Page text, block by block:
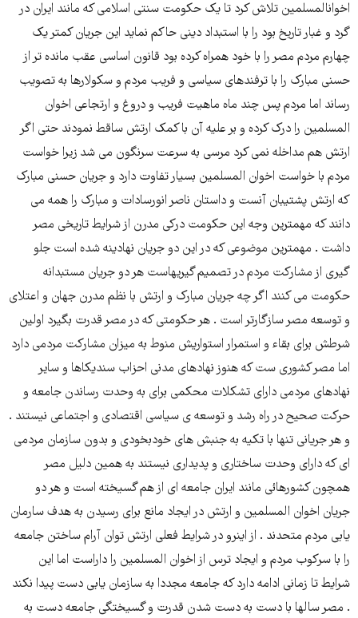
اخوانالمسلمین تلاش کرد تا یک حکومت سنتی اسلامی که مانند ایران در
گرد و غبار تاریخ بود را با استبداد دینی حاکم نماید این جریان کمتر یک
چهارم مردم مصر را با خود همراه کرده بود قانون اساسی عقب مانده تر از
حسنی مبارک را با ترفندهای سیاسی و فریب مردم و سکولارها به تصویب
رساند اما مردم پس چند ماه ماهیت فریب و دروغ و ارتجاعی اخوان
المسلمین را درک کرده و بر علیه آن با کمک ارتش ساقط نمودند حتی اگر
ارتش هم مداخله نمی کرد مرسی به سرعت سرنگون می شد زیرا خواست
مردم با خواست اخوان المسلمین بسیار تفاوت دارد و جریان حسنی مبارک
که ارتش پشتیبان آنست و داستان ناصر انورسادات و مبارک را همه می
دانند که مهمترین وجه این حکومت درکی مدرن از شرایط تاریخی مصر
داشت . مهمترین موضوعی که در این دو جریان نهادینه شده است جلو
گیری از مشارکت مردم در تصمیم گیریهاست هر دو جریان مستبدانه
حکومت می کنند اگر چه جریان مبارک و ارتش با نظم مدرن جهان و اعتلای
و توسعه مصر سازگارتر است . هر حکومتی که در مصر قدرت بگیرد اولین
شرطش برای بقاء و استمرار استواریش منوط به میزان مشارکت مردمی دارد
اما مصر کشوری ست که هنوز نهادهای مدنی احزاب سندیکاها و سایر
نهادهای مردمی دارای تشکلات محکمی برای به وحدت رساندن جامعه و
حرکت صحیح در راه رشد و توسعه ی سیاسی اقتصادی و اجتماعی نیستند .
و هر جریانی تنها با تکیه به جنبش های خودبخودی و بدون سازمان مردمی
ای که دارای وحدت ساختاری و پدیداری نیستند به همین دلیل مصر
همچون کشورهائی مانند ایران جامعه ای از هم گسیخته است و هر دو
جریان اخوان المسلمین و ارتش در ایجاد مانع برای رسیدن به هدف سارمان
یابی مردم متحدند . از اینرو در شرایط فعلی ارتش توان آرام ساختن جامعه
را با سرکوب مردم و ایجاد ترس از اخوان المسلمین را داراست اما این
شرایط تا زمانی ادامه دارد که جامعه مجددا به سازمان یابی دست پیدا نکند
. مصر سالها با دست به دست شدن قدرت و گسیختگی جامعه دست به